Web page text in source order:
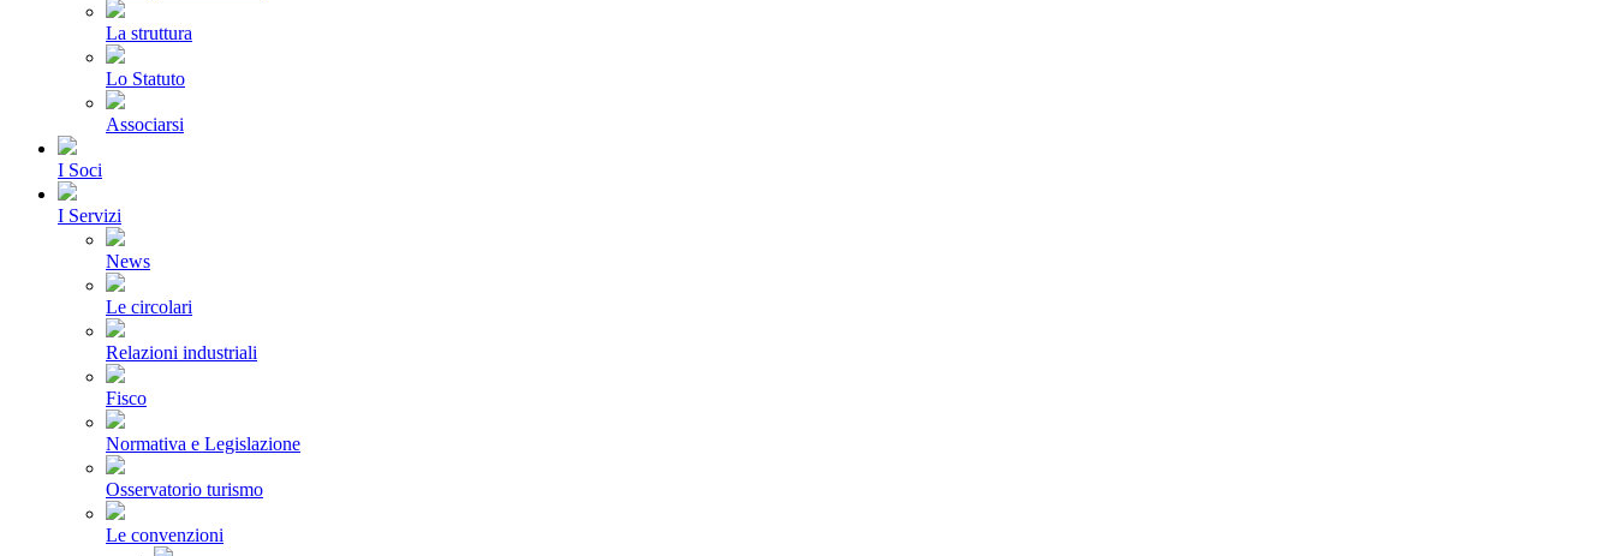
La struttura
Lo Statuto
Associarsi
I Soci
I Servizi
News
Le circolari
Relazioni industriali
Fisco
Normativa e Legislazione
Osservatorio turismo
Le convenzioni